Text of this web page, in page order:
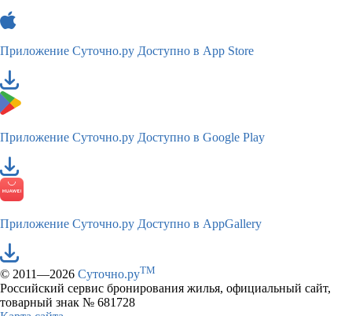
Приложение Суточно.ру Доступно в App Store
Приложение Суточно.ру Доступно в Google Play
Приложение Суточно.ру Доступно в AppGallery
© 2011—2026 Суточно.руTM
Российский сервис бронирования жилья, официальный сайт,
товарный знак № 681728